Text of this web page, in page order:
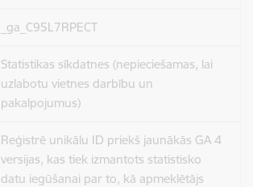
_ga_C95L7RPECT
Statistikas sīkdatnes (nepieciešamas, lai
uzlabotu vietnes darbību un
pakalpojumus)
Reģistrē unikālu ID priekš jaunākās GA 4
versijas, kas tiek izmantots statistisko
datu iegūšanai par to, kā apmeklētājs